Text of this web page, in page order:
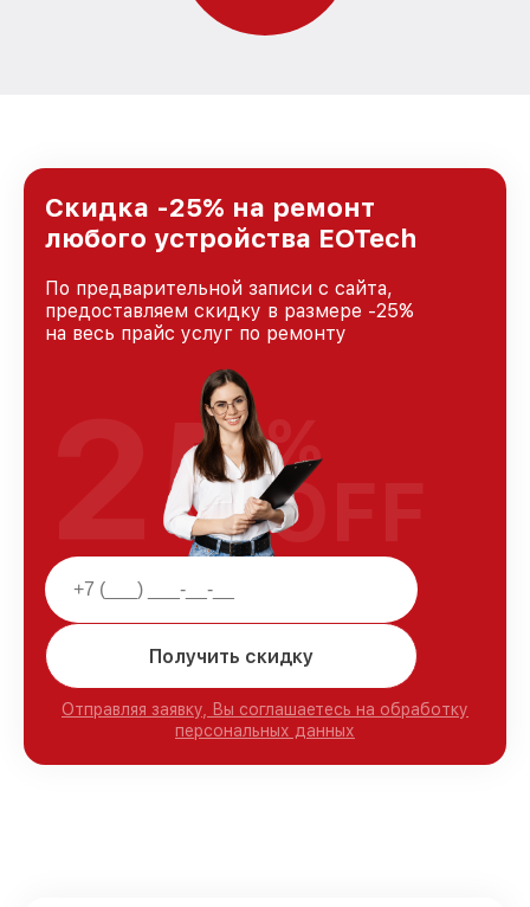
Скидка -25% на ремонт
любого устройства EOTech
По предварительной записи с сайта,
предоставляем скидку в размере -25%
на весь прайс услуг по ремонту
Получить скидку
Отправляя заявку, Вы соглашаетесь на обработку
персональных данных
25%
OFF